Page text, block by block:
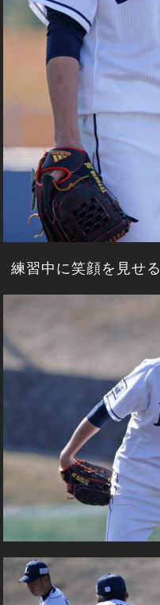
練習中に笑顔を見せる